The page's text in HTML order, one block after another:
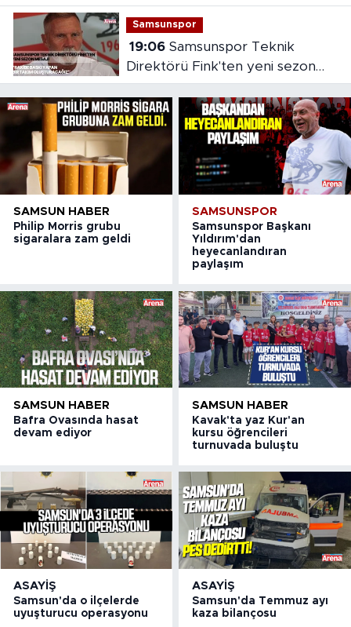
binası açıldı
Samsunspor
19:06Samsunspor Teknik
Direktörü Fink'ten yeni sezon
mesajı
SAMSUN HABER
Philip Morris grubu
sigaralara zam geldi
SAMSUNSPOR
Samsunspor Başkanı
Yıldırım'dan
heyecanlandıran
paylaşım
SAMSUN HABER
Bafra Ovasında hasat
devam ediyor
SAMSUN HABER
Kavak'ta yaz Kur'an
kursu öğrencileri
turnuvada buluştu
ASAYIŞ
Samsun'da o ilçelerde
uyuşturucu operasyonu
ASAYIŞ
Samsun'da Temmuz ayı
kaza bilançosu